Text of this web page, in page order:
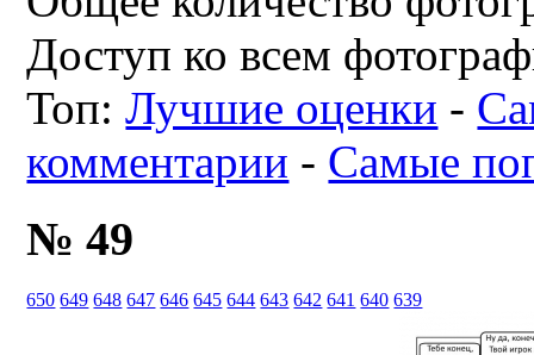
Доступ ко всем
Топ:Лучшие оценки -
комментарии - Самые
№ 49
650 649 648 647 646 645 644 643 642 641 640 639